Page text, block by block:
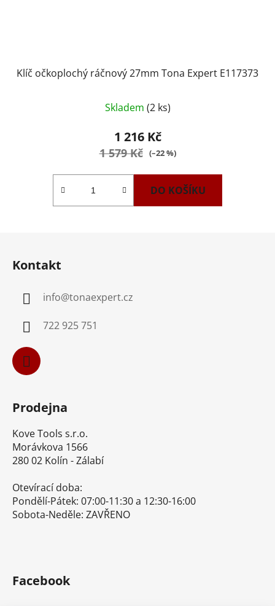
Klíč očkoplochý ráčnový 27mm Tona Expert E117373
Skladem (2 ks)
1 216 Kč
1 579 Kč (–22 %)
DO KOŠÍKU
Kontakt
info@tonaexpert.cz
722 925 751
Prodejna
Kove Tools s.r.o.
Morávkova 1566
280 02 Kolín - Zálabí
Otevírací doba:
Pondělí-Pátek: 07:00-11:30 a 12:30-16:00
Sobota-Neděle: ZAVŘENO
Facebook